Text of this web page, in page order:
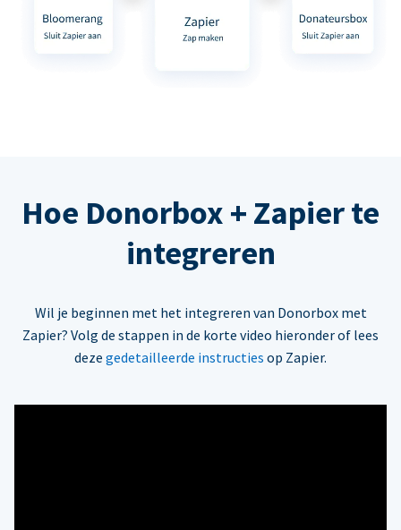
Hoe Donorbox + Zapier te
integreren
Wil je beginnen met het integreren van Donorbox met
Zapier? Volg de stappen in de korte video hieronder of lees
deze gedetailleerde instructies op Zapier.